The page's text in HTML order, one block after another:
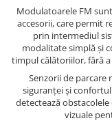
Modulatoarele FM
accesorii, care permit
prin intermediul
modalitate simplă și
timpul călătoriilor, fără
Senzorii de parcare
siguranței și
detectează
vizuale